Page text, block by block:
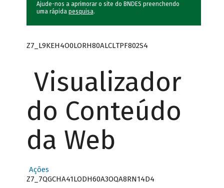
Ajude-nos a aprimorar o site do BNDES preenchendo
uma rápida pesquisa.
Z7_L9KEH4O0LORH80ALCLTPF802S4
Visualizador
do Conteúdo
da Web
Ações
Z7_7QGCHA41LODH60A3OQA8RN14D4